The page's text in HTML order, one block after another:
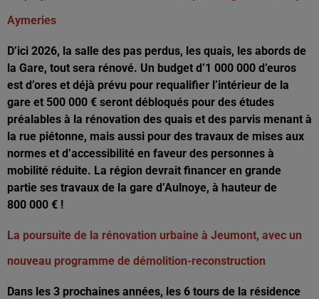
Aymeries
D’ici 2026, la salle des pas perdus, les quais, les abords de
la Gare, tout sera rénové. Un budget d’1 000 000 d’euros
est d’ores et déjà prévu pour requalifier l’intérieur de la
gare et 500 000 € seront débloqués pour des études
préalables à la rénovation des quais et des parvis menant à
la rue piétonne, mais aussi pour des travaux de mises aux
normes et d’accessibilité en faveur des personnes à
mobilité réduite. La région devrait financer en grande
partie ses travaux de la gare d’Aulnoye, à hauteur de
800 000 € !
La poursuite de la rénovation urbaine à Jeumont, avec un
nouveau programme de démolition-reconstruction
Dans les 3 prochaines années, les 6 tours de la résidence